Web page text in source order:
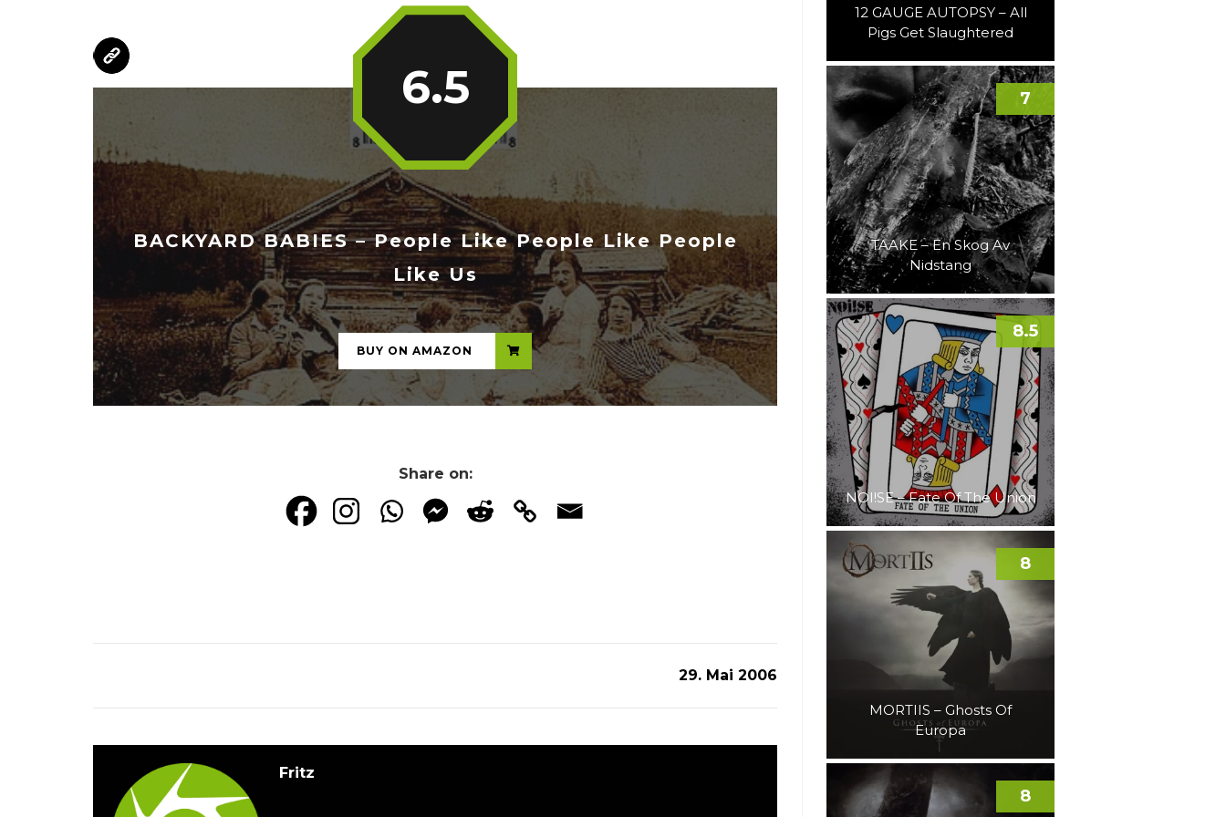
BACKYARD BABIES – People Like People Like People
Like Us
6.5
...
BUY ON AMAZON
Share on:
29. Mai 2006
Fritz
12 GAUGE AUTOPSY – All
Pigs Get Slaughtered
TAAKE – En Skog Av
Nidstang
7
NOI!SE – Fate Of The Union
8.5
MORTIIS – Ghosts Of
Europa
8
8